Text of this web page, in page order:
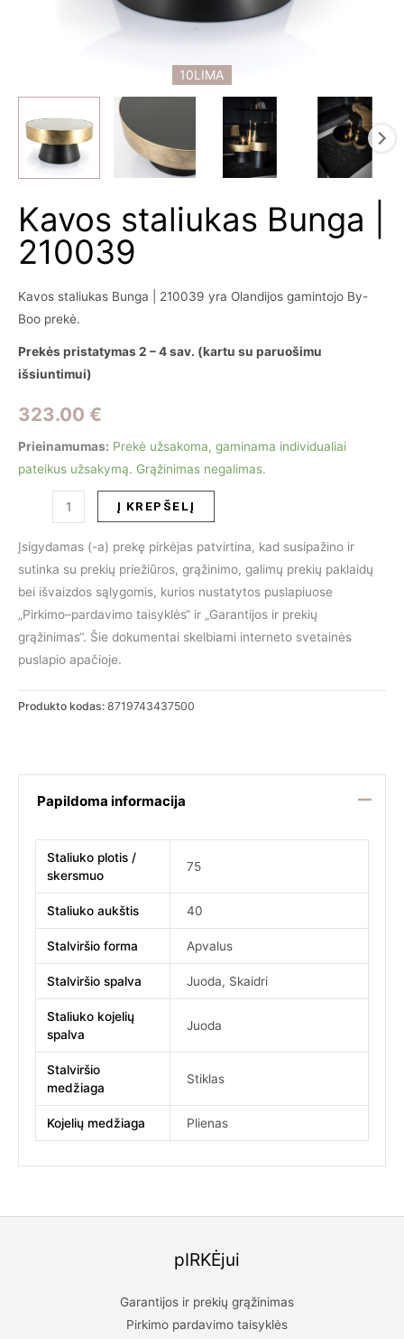
10LIMA
Kavos staliukas Bunga |
210039
Kavos staliukas Bunga | 210039 yra Olandijos gamintojo By-
Boo prekė.
Prekės pristatymas 2 – 4 sav. (kartu su paruošimu
išsiuntimui)
323.00 €
Prieinamumas: Prekė užsakoma, gaminama individualiai
pateikus užsakymą. Grąžinimas negalimas.
produkto
Kavos
staliukas
Bunga
|
210039
Į KREPŠELĮ
Įsigydamas (-a) prekę pirkėjas patvirtina, kad susipažino ir
sutinka su prekių priežiūros, grąžinimo, galimų prekių paklaidų
bei išvaizdos sąlygomis, kurios nustatytos puslapiuose
„Pirkimo–pardavimo taisyklės“ ir „Garantijos ir prekių
grąžinimas“. Šie dokumentai skelbiami interneto svetainės
puslapio apačioje.
Produkto kodas: 8719743437500
Papildoma informacija
Staliuko plotis /
skersmuo
75
Staliuko aukštis 40
Stalviršio forma Apvalus
Stalviršio spalva Juoda, Skaidri
Staliuko kojelių
spalva
Juoda
Stalviršio
medžiaga
Stiklas
Kojelių medžiaga Plienas
pIRKĖjui
Garantijos ir prekių grąžinimas
Pirkimo pardavimo taisyklės